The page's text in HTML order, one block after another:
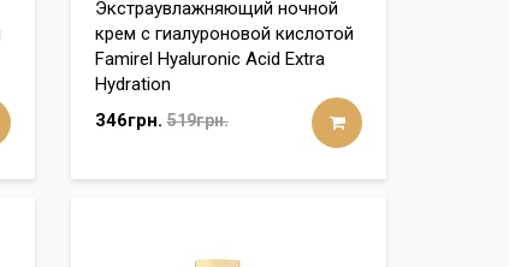
Экстраувлажняющий ночной
крем с гиалуроновой кислотой
Famirel Hyaluronic Acid Extra
Hydration
346грн. 519грн.